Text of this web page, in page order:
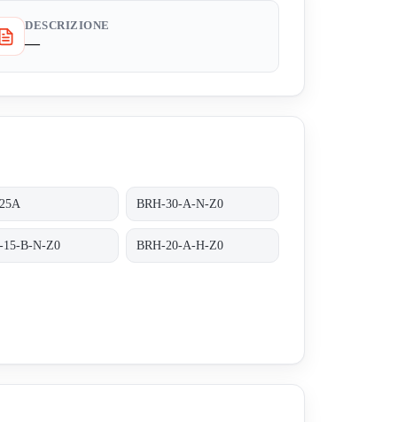
DESCRIZIONE
—
BRH-30-A-N-Z0
15-B-N-Z0 BRH-20-A-H-Z0